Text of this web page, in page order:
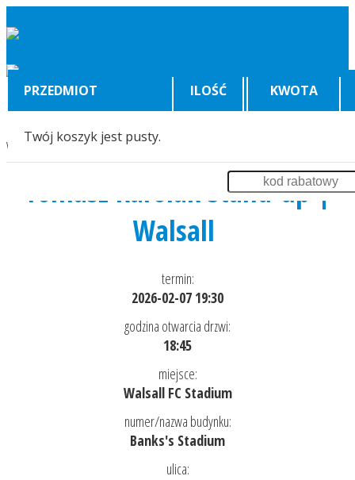
PRZEDMIOT ILOŚĆ KWOTA
Twój koszyk jest pusty.
Wyświetlenia:1807
Tomasz Karolak Stand-up |
Walsall
termin:
2026-02-07 19:30
godzina otwarcia drzwi:
18:45
miejsce:
Walsall FC Stadium
numer/nazwa budynku:
Banks's Stadium
ulica: